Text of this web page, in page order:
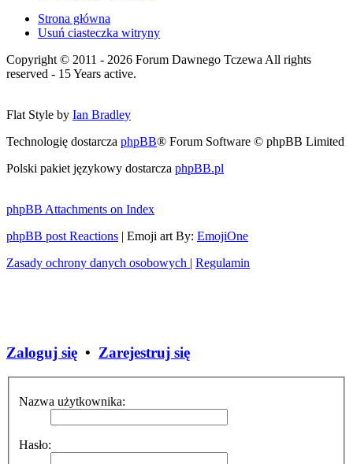
Strona główna
Usuń ciasteczka witryny
Copyright © 2011 - 2026 Forum Dawnego Tczewa All rights
reserved - 15 Years active.
Flat Style by Ian Bradley
Technologię dostarcza phpBB® Forum Software © phpBB Limited
Polski pakiet językowy dostarcza phpBB.pl
phpBB Attachments on Index
phpBB post Reactions | Emoji art By: EmojiOne
Zasady ochrony danych osobowych | Regulamin
Zaloguj się • Zarejestruj się
Nazwa użytkownika:
Hasło: